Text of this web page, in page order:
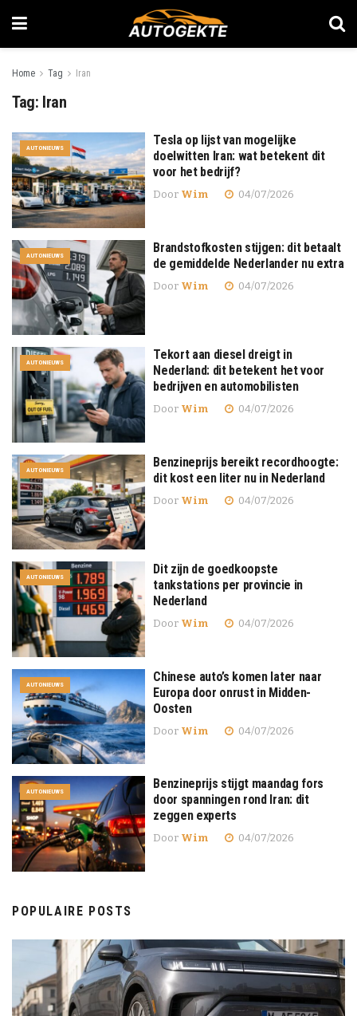
Home Tag Iran
Tag: Iran
AUTONIEUWS
Tesla op lijst van mogelijke
doelwitten Iran: wat betekent dit
voor het bedrijf?
Door Wim 04/07/2026
AUTONIEUWS
Brandstofkosten stijgen: dit betaalt
de gemiddelde Nederlander nu extra
Door Wim 04/07/2026
AUTONIEUWS
Tekort aan diesel dreigt in
Nederland: dit betekent het voor
bedrijven en automobilisten
Door Wim 04/07/2026
AUTONIEUWS
Benzineprijs bereikt recordhoogte:
dit kost een liter nu in Nederland
Door Wim 04/07/2026
AUTONIEUWS
Dit zijn de goedkoopste
tankstations per provincie in
Nederland
Door Wim 04/07/2026
AUTONIEUWS
Chinese auto’s komen later naar
Europa door onrust in Midden-
Oosten
Door Wim 04/07/2026
AUTONIEUWS
Benzineprijs stijgt maandag fors
door spanningen rond Iran: dit
zeggen experts
Door Wim 04/07/2026
POPULAIRE POSTS